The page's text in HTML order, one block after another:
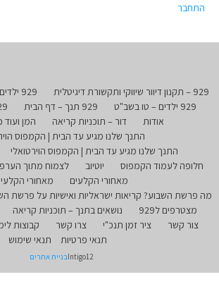
התחבר
929 – תקנון דיוור שיווקי ותקשורת דיגיטלית 929 ילדים
929 ילדים – טו בשב"ט
929 תנך – דף הבית
929
אודות
דור – תוכניות קריאה
המן ועוד
התנך שלנו מגיע עד הבית | הקמפוס
התנך שלנו מגיע עד הבית | הקמפוס הוירטואלי
חלופה לעמוד הקמפוס
יוטיוב לצמוח מתוך
מאחורי הקלעים
מאחורי
מה פרשת השבוע? קריאות ישראליות ואישיות על פרשת
מצטרפים ל929
נושאים בתנך – תוכניות קריאה
צור קשר
ציר זמן תנכ"י צרו קשר קבוצות
תנאי פרטיות
תנאי שימוש
Intigo12בניית אתרים